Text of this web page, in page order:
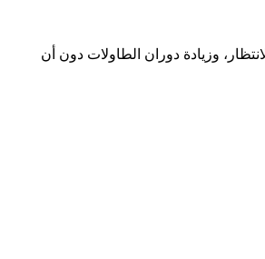
وزيادة دوران الطاولات دون أن